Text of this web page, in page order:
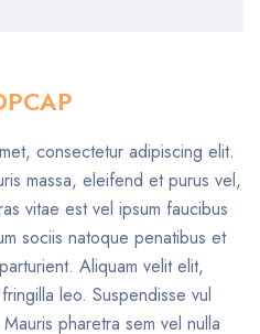
consectetur adipiscing elit.
massa, eleifend et purus vel,
vitae est vel ipsum faucibus
sociis natoque penatibus et
Aliquam velit elit,
leo. Suspendisse vul
pharetra sem vel nulla